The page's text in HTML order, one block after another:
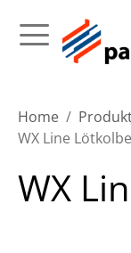
Home
WX Line
WX